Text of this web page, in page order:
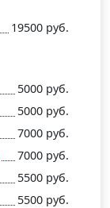
19500 руб.
5000 руб.
5000 руб.
7000 руб.
7000 руб.
5500 руб.
5500 руб.